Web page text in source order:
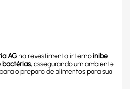
AGno revestimento internoinibe
bactérias, assegurando um ambiente
o preparo de alimentos para sua